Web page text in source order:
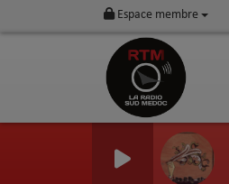
Espace membre